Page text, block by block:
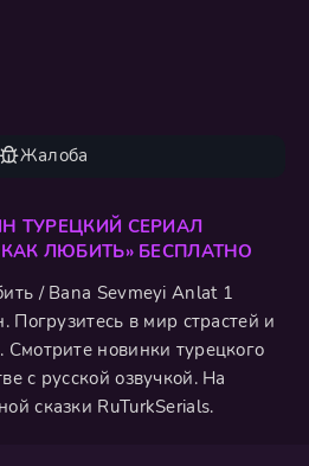
Жалоба
ТУРЕЦКИЙ СЕРИАЛ
ЛЮБИТЬ» БЕСПЛАТНО
/ Bana Sevmeyi Anlat 1
Погрузитесь в мир страстей и
Смотрите новинки турецкого
с русской озвучкой. На
сказки RuTurkSerials.